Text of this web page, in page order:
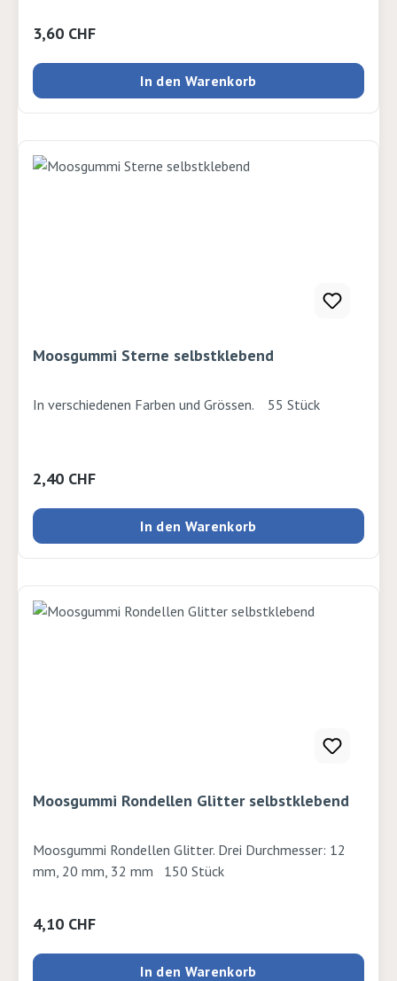
Regulärer Preis:
3,60 CHF
In den Warenkorb
Moosgummi Sterne selbstklebend
In verschiedenen Farben und Grössen. 55 Stück
Regulärer Preis:
2,40 CHF
In den Warenkorb
Moosgummi Rondellen Glitter selbstklebend
Moosgummi Rondellen Glitter. Drei Durchmesser: 12
mm, 20 mm, 32 mm 150 Stück
Regulärer Preis:
4,10 CHF
In den Warenkorb